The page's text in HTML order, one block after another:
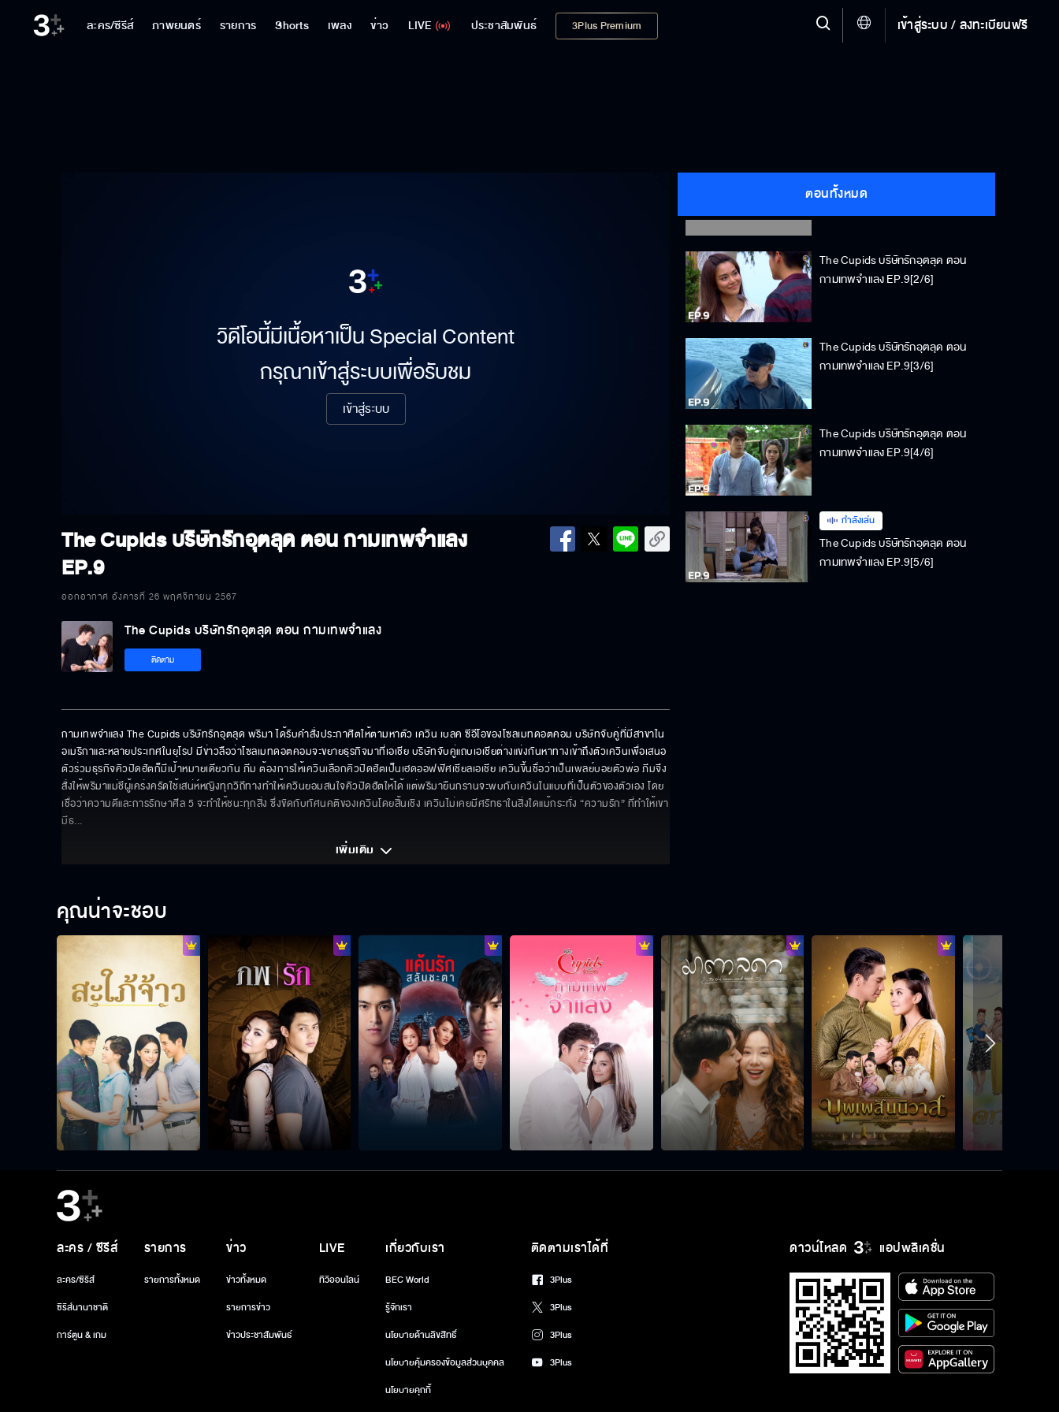
ละคร/ซีรีส์ ภาพยนตร์ รายการ Shorts เพลง ข่าว LIVE ประชาสัมพันธ์ 3Plus Premium เข้าสู่ระบบ / ลงทะเบียนฟรี
วิดีโอนี้มีเนื้อหาเป็น Special Content
กรุณาเข้าสู่ระบบเพื่อรับชม
เข้าสู่ระบบ
The Cupids บริษัทรักอุตลุด ตอน กามเทพจำแลง
EP.9
ออกอากาศ อังคารที่ 26 พฤศจิกายน 2567
ตอนทั้งหมด
The Cupids บริษัทรักอุตลุด ตอน
กามเทพจำแลง EP.9[1/6]
The Cupids บริษัทรักอุตลุด ตอน
กามเทพจำแลง EP.9[2/6]
The Cupids บริษัทรักอุตลุด ตอน
กามเทพจำแลง EP.9[3/6]
The Cupids บริษัทรักอุตลุด ตอน
กามเทพจำแลง EP.9[4/6]
กำลังเล่น
The Cupids บริษัทรักอุตลุด ตอน
กามเทพจำแลง EP.9[5/6]
The Cupids บริษัทรักอุตลุด ตอน กามเทพจำแลง
ติดตาม
กามเทพจำแลง The Cupids บริษัทรักอุตลุด พริมา ได้รับคำสั่งประกาศิตให้ตามหาตัว เควิน เบลค ซีอีโอของโซลเมทดอตคอม บริษัทจับคู่ที่มีสาขาใน
อเมริกาและหลายประเทศในยุโรป มีข่าวลือว่าโซลเมทดอตคอมจะขยายธุรกิจมาที่เอเชีย บริษัทจับคู่แถบเอเชียต่างแข่งกันหาทางเข้าถึงตัวเควินเพื่อเสนอ
ตัวร่วมธุรกิจคิวปิดฮัตก็มีเป้าหมายเดียวกัน ภีม ต้องการให้เควินเลือกคิวปิดฮัตเป็นเฮดออฟฟิศเชียลเอเชีย เควินขึ้นชื่อว่าเป็นเพลย์บอยตัวพ่อ ภีมจึง
สั่งให้พริมาแม่ชีผู้เคร่งครัดใช้เสน่ห์หญิงทุกวิถีทางทำให้เควินยอมสนใจคิวปิดฮัตให้ได้ แต่พริมายืนกรานจะพบกับเควินในแบบที่เป็นตัวของตัวเอง โดย
เชื่อว่าความดีและการรักษาศีล 5 จะทำให้ชนะทุกสิ่ง ซึ่งขัดกับทัศนคติของเควินโดยสิ้นเชิง เควินไม่เคยมีศรัทธาในสิ่งใดแม้กระทั่ง “ความรัก” ที่ทำให้เขา
มีธ...
เพิ่มเติม
คุณน่าจะชอบ
ดาวน์โหลด แอปพลิเคชั่น
ละคร / ซีรีส์
ละคร/ซีรีส์
ซีรีส์นานาชาติ
การ์ตูน & เกม
รายการ
รายการทั้งหมด
ข่าว
ข่าวทั้งหมด
รายการข่าว
ข่าวประชาสัมพันธ์
LIVE
ทีวีออนไลน์
เกี่ยวกับเรา
BEC World
รู้จักเรา
นโยบายด้านลิขสิทธิ์
นโยบายคุ้มครองข้อมูลส่วนบุคคล
นโยบายคุกกี้
ติดตามเราได้ที่
3Plus
3Plus
3Plus
3Plus